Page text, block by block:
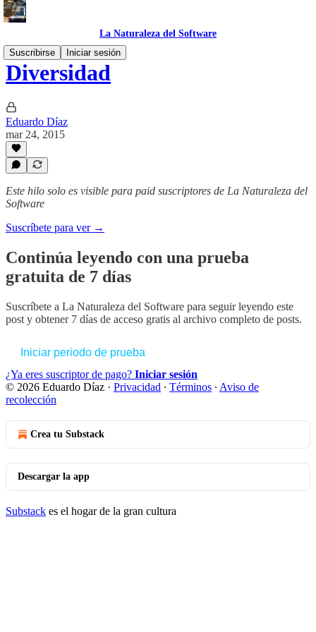
La Naturaleza del Software
Suscribirse
Iniciar sesión
Diversidad
Eduardo Díaz
mar 24, 2015
Este hilo solo es visible para paid suscriptores de La Naturaleza del
Software
Suscríbete para ver →
Continúa leyendo con una prueba
gratuita de 7 días
Suscríbete a La Naturaleza del Software para seguir leyendo este
post y obtener 7 días de acceso gratis al archivo completo de posts.
Iniciar periodo de prueba
¿Ya eres suscriptor de pago? Iniciar sesión
© 2026 Eduardo Díaz · Privacidad ∙ Términos ∙ Aviso de
recolección
Crea tu Substack
Descargar la app
Substack es el hogar de la gran cultura